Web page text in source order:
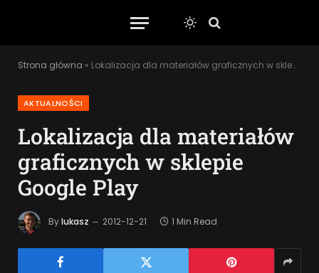
Strona główna » Lokalizacja dla materiałów graficznych w sklepie Google Play
AKTUALNOŚCI
Lokalizacja dla materiałów
graficznych w sklepie
Google Play
Bylukasz 2012-12-21 1 Min Read